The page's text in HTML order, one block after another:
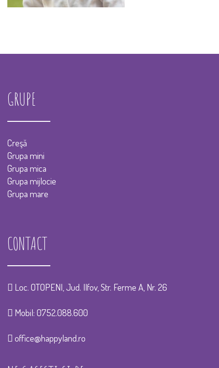
GRUPE
Creşă
Grupa mini
Grupa mica
Grupa mijlocie
Grupa mare
CONTACT
Loc. OTOPENI, Jud. Ilfov, Str. Ferme A, Nr. 26
Mobil: 0752.088.600
office@happyland.ro